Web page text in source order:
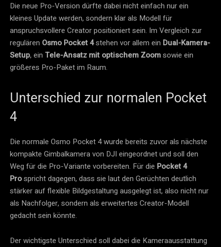
Die neue Pro-Version dürfte dabei nicht einfach nur ein
kleines Update werden, sondern klar als Modell für
anspruchsvollere Creator positioniert sein. Im Vergleich zur
regulären Osmo Pocket 4stehen vor allem ein Dual-Kamera-
Setup, ein Tele-Ansatz mit optischem Zoomsowie ein
größeres Pro-Paket im Raum.
Unterschied zur normalen Pocket
4
Die normale Osmo Pocket 4 wurde bereits zuvor als nächste
kompakte Gimbalkamera von DJI eingeordnet und soll den
Weg für die Pro-Variante vorbereiten. Für die Pocket 4
Prospricht dagegen, dass sie laut den Gerüchten deutlich
stärker auf flexible Bildgestaltung ausgelegt ist, also nicht nur
als Nachfolger, sondern als erweitertes Creator-Modell
gedacht sein könnte.
Der wichtigste Unterschied soll dabei die Kameraausstattung